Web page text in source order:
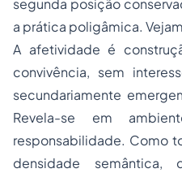
segunda posição
a prática poligâmica.
A afetividade é
convivência, sem
secundariamente
Revela-se em
responsabilidade. Como
densidade